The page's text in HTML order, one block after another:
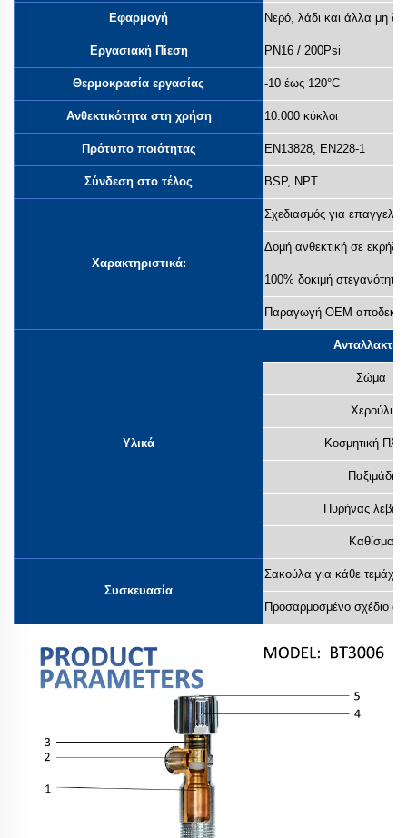
Εφαρμογή Νερό, λάδι και άλλα μη
Εργασιακή Πίεση PN16 / 200Psi
Θερμοκρασία εργασίας -10 έως 120°C
Ανθεκτικότητα στη χρήση 10.000 κύκλοι
Πρότυπο ποιότητας EN13828, EN228-1
Σύνδεση στο τέλος BSP, NPT
Χαρακτηριστικά:
Σχεδιασμός για
Δομή ανθεκτική σε
100% δοκιμή
Παραγωγή OEM αποδεκτή
Υλικά
Σώμα
Χερούλι
Κοσμητική
Παξιμάδι
Πυρήνας
Καθίσμα
Συσκευασία
Σακούλα για κάθε
Προσαρμοσμένο σχέδιο